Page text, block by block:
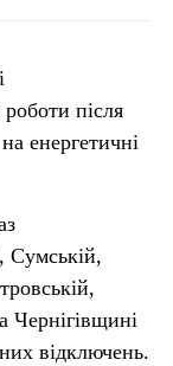
після
енергетичні
Сумській,
Чернігівщині
відключень.